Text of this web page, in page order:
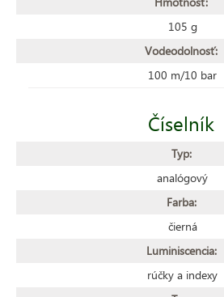
105 g
Vodeodolnosť:
100 m/10 bar
Číselník
Typ:
analógový
Farba:
čierná
Luminiscencia:
rúčky a indexy